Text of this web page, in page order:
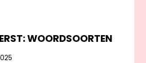
WOORDSOORTEN